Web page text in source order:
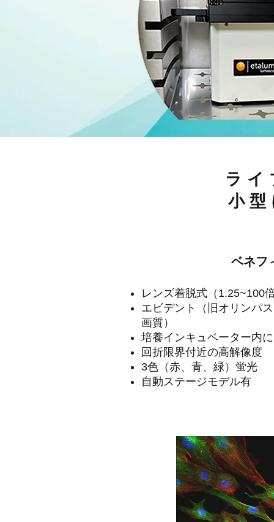
ラ
小
ベネフ
レンズ着脱式（1.25~100
エビデント（旧オリンパ
画質）
培養インキュベーター内
回折限界付近の高解像度
3色（赤、青、緑）蛍光
自動ステージモデル有